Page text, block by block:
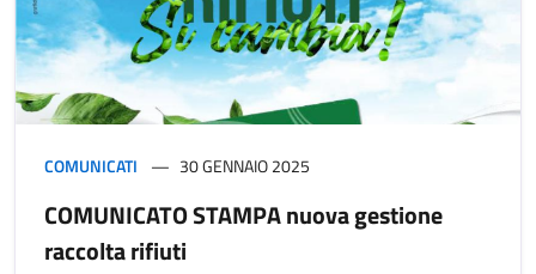
COMUNICATI 30 GENNAIO 2025
COMUNICATO STAMPA nuova gestione
raccolta rifiuti